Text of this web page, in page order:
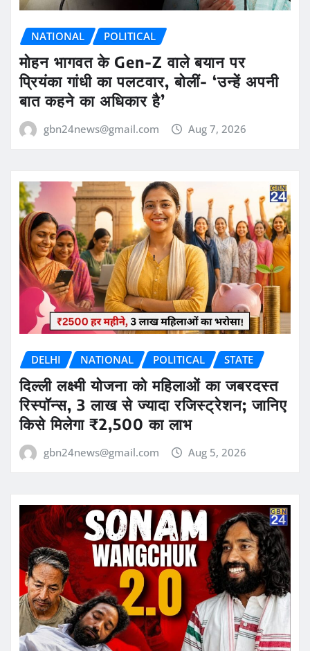
NATIONAL POLITICAL
मोहन भागवत के Gen-Z वाले बयान पर
प्रियंका गांधी का पलटवार, बोलीं- ‘उन्हें अपनी
बात कहने का अधिकार है’
gbn24news@gmail.com Aug 7, 2026
DELHI NATIONAL POLITICAL STATE
दिल्ली लक्ष्मी योजना को महिलाओं का जबरदस्त
रिस्पॉन्स, 3 लाख से ज्यादा रजिस्ट्रेशन; जानिए
किसे मिलेगा ₹2,500 का लाभ
gbn24news@gmail.com Aug 5, 2026